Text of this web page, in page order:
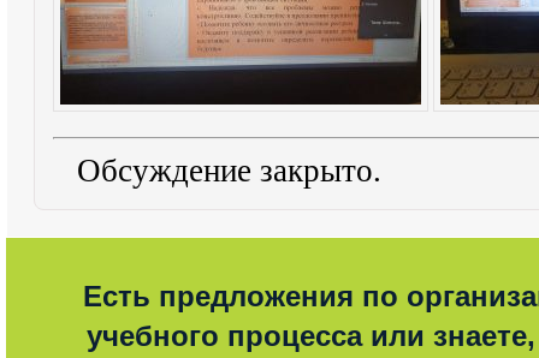
Обсуждение закрыто.
Есть предложения по
учебного процесса или знаете,